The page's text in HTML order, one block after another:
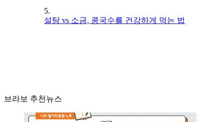
5.
설탕 vs 소금, 콩국수를 건강하게 먹는 법
브라보 추천뉴스